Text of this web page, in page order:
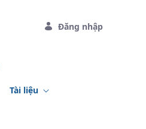
Đăng nhập
Tài liệu